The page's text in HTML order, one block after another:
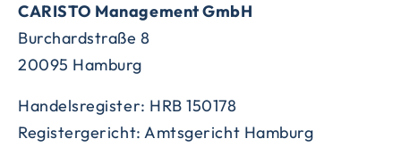
CARISTO Management GmbH
Burchardstraße 8
20095 Hamburg
Handelsregister: HRB 150178
Registergericht: Amtsgericht Hamburg